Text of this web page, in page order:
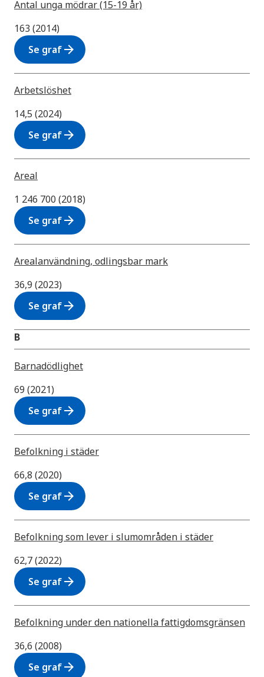
Antal unga mödrar (15-19 år)
163 (2014)
Se grafarrow_forward
Arbetslöshet
14,5 (2024)
Se grafarrow_forward
Areal
1 246 700 (2018)
Se grafarrow_forward
Arealanvändning, odlingsbar mark
36,9 (2023)
Se grafarrow_forward
B
Barnadödlighet
69 (2021)
Se grafarrow_forward
Befolkning i städer
66,8 (2020)
Se grafarrow_forward
Befolkning som lever i slumområden i städer
62,7 (2022)
Se grafarrow_forward
Befolkning under den nationella fattigdomsgränsen
36,6 (2008)
Se grafarrow_forward